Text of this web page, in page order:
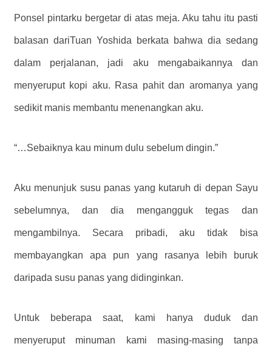
Ponsel pintarku bergetar di atas meja. Aku tahu itu pasti
balasan dariTuan Yoshida berkata bahwa dia sedang
dalam perjalanan, jadi aku mengabaikannya dan
menyeruput kopi aku. Rasa pahit dan aromanya yang
sedikit manis membantu menenangkan aku.
“…Sebaiknya kau minum dulu sebelum dingin.”
Aku menunjuk susu panas yang kutaruh di depan Sayu
sebelumnya, dan dia mengangguk tegas dan
mengambilnya. Secara pribadi, aku tidak bisa
membayangkan apa pun yang rasanya lebih buruk
daripada susu panas yang didinginkan.
Untuk beberapa saat, kami hanya duduk dan
menyeruput minuman kami masing-masing tanpa